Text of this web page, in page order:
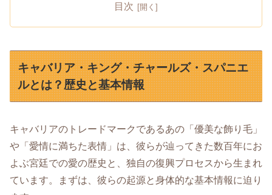
目次
キャバリア・キング・チャールズ・スパニエ
ルとは？歴史と基本情報
キャバリアのトレードマークであるあの「優美な飾り毛」
や「愛情に満ちた表情」は、彼らが辿ってきた数百年にお
よぶ宮廷での愛の歴史と、独自の復興プロセスから生まれ
ています。まずは、彼らの起源と身体的な基本情報に迫り